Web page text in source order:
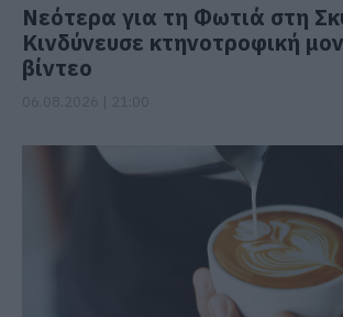
Νεότερα για τη Φωτιά στη
Κινδύνευσε κτηνοτροφική
βίντεο